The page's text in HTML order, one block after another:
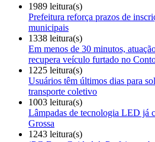
1989 leitura(s)
Prefeitura reforça prazos de
municipais
1338 leitura(s)
Em menos de 30 minutos,
recupera veículo furtado no
1225 leitura(s)
Usuários têm últimos dias para
transporte coletivo
1003 leitura(s)
Lâmpadas de tecnologia LED já
Grossa
1243 leitura(s)